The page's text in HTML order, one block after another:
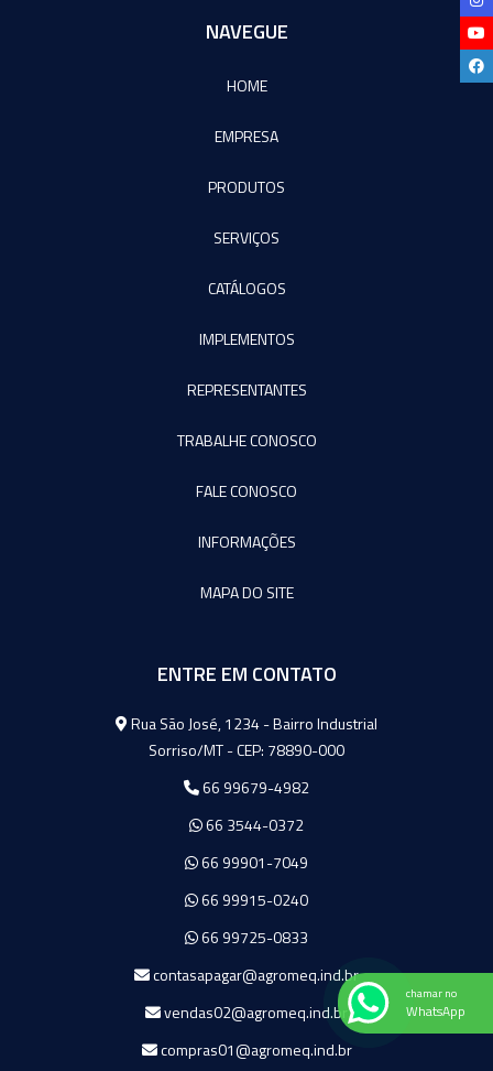
NAVEGUE
HOME
EMPRESA
PRODUTOS
SERVIÇOS
CATÁLOGOS
IMPLEMENTOS
REPRESENTANTES
TRABALHE CONOSCO
FALE CONOSCO
INFORMAÇÕES
MAPA DO SITE
ENTRE EM CONTATO
Agromeq
Rua São José, 1234 - Bairro Industrial
Sorriso/MT - CEP: 78890-000
66 99679-4982
66 3544-0372
66 99901-7049
66 99915-0240
66 99725-0833
contasapagar@agromeq.ind.br
vendas02@agromeq.ind.br
compras01@agromeq.ind.br
chamar no
WhatsApp